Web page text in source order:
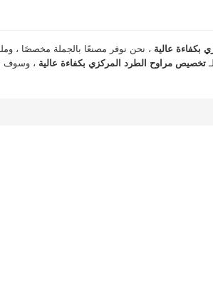
بكفاءة عالية ، نحن نوفر مصنعًا بالجملة مخصصًا ،
تخصيص مراوح الطرد المركزي بكفاءة عالية ، وسوف